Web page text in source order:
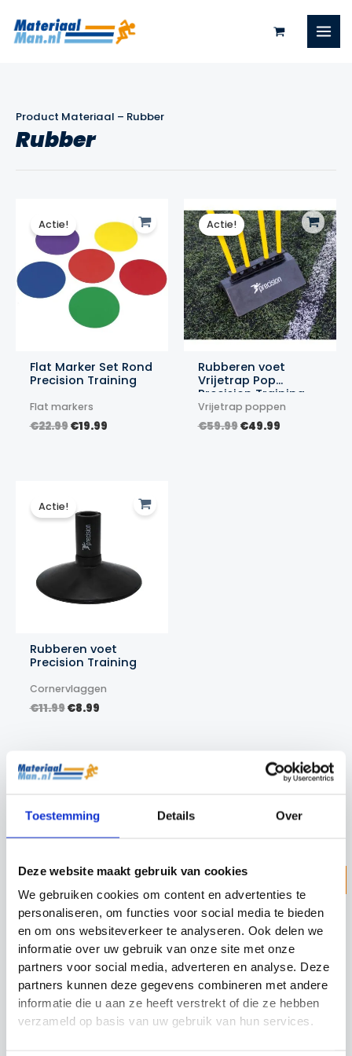
Toestemming Details Over
Deze website maakt gebruik van cookies
We gebruiken cookies om content en advertenties te
personaliseren, om functies voor social media te bieden
en om ons websiteverkeer te analyseren. Ook delen we
informatie over uw gebruik van onze site met onze
partners voor social media, adverteren en analyse. Deze
partners kunnen deze gegevens combineren met andere
informatie die u aan ze heeft verstrekt of die ze hebben
verzameld op basis van uw gebruik van hun services.
naar
de
inhoud
Z
o
e
k
e
n
Categorieën
Cadeau Ideeën
Looptraining
Sport en Spel
Product Materiaal – Rubber
Rubber
Actie!
Flat Marker Set Rond
Precision Training
Flat markers
€22.99Oorspronkelijke
€19.99Huidige
Actie!
Rubberen voet
Vrijetrap Pop
Precision Training
Vrijetrap poppen
€59.99Oorspronkelijke
€49.99Huidige
Actie!
Rubberen voet
Precision Training
Cornervlaggen
€11.99Oorspronkelijke
€8.99Huidige